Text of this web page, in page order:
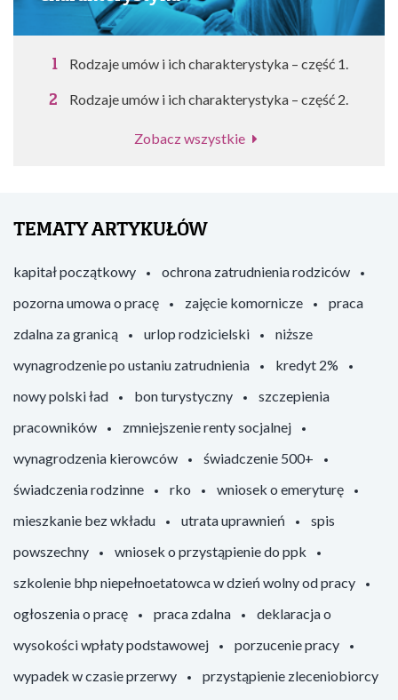
Rodzaje umów i ich charakterystyka – część 1.
Rodzaje umów i ich charakterystyka – część 2.
Zobacz wszystkie
TEMATY ARTYKUŁÓW
kapitał początkowy
ochrona zatrudnienia rodziców
pozorna umowa o pracę
zajęcie komornicze
praca
zdalna za granicą
urlop rodzicielski
niższe
wynagrodzenie po ustaniu zatrudnienia
kredyt 2%
nowy polski ład
bon turystyczny
szczepienia
pracowników
zmniejszenie renty socjalnej
wynagrodzenia kierowców
świadczenie 500+
świadczenia rodzinne
rko
wniosek o emeryturę
mieszkanie bez wkładu
utrata uprawnień
spis
powszechny
wniosek o przystąpienie do ppk
szkolenie bhp niepełnoetatowca w dzień wolny od pracy
ogłoszenia o pracę
praca zdalna
deklaracja o
wysokości wpłaty podstawowej
porzucenie pracy
wypadek w czasie przerwy
przystąpienie zleceniobiorcy